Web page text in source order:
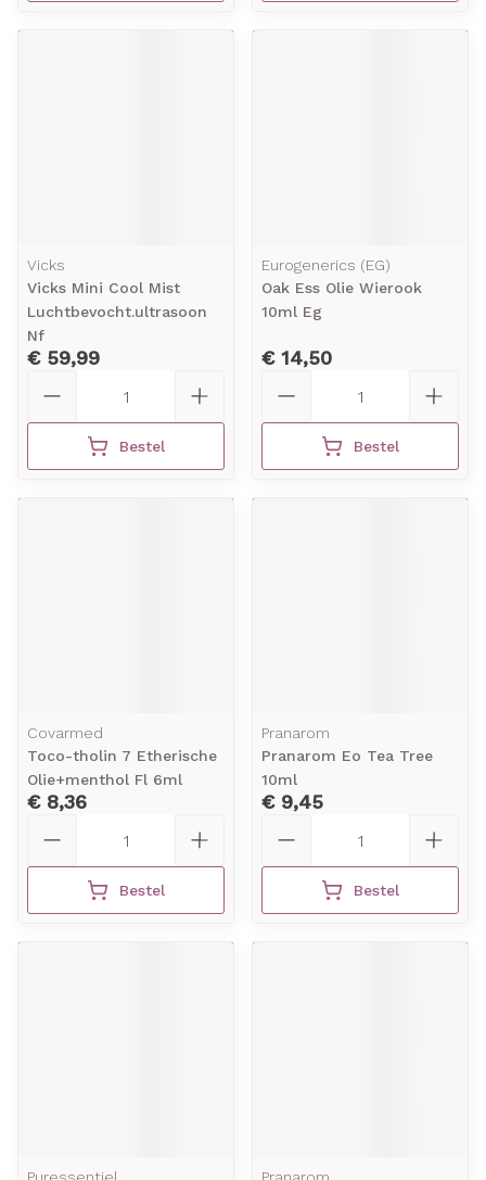
Vicks
Vicks Mini Cool Mist
Luchtbevocht.ultrasoon
Nf
€ 59,99
Bestel
Eurogenerics (EG)
Oak Ess Olie Wierook
10ml Eg
€ 14,50
Bestel
Covarmed
Toco-tholin 7 Etherische
Olie+menthol Fl 6ml
€ 8,36
Bestel
Pranarom
Pranarom Eo Tea Tree
10ml
€ 9,45
Bestel